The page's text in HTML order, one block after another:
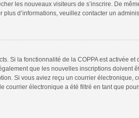
les nouveaux visiteurs de s’inscrire. De
d’informations, veuillez contacter un
Si la fonctionnalité de la COPPA est activée
que les nouvelles inscriptions doivent
Si vous aviez reçu un courrier
électronique a été filtré en tant que